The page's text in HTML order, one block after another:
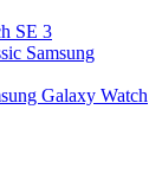
SE 3
Samsung
Galaxy Watch